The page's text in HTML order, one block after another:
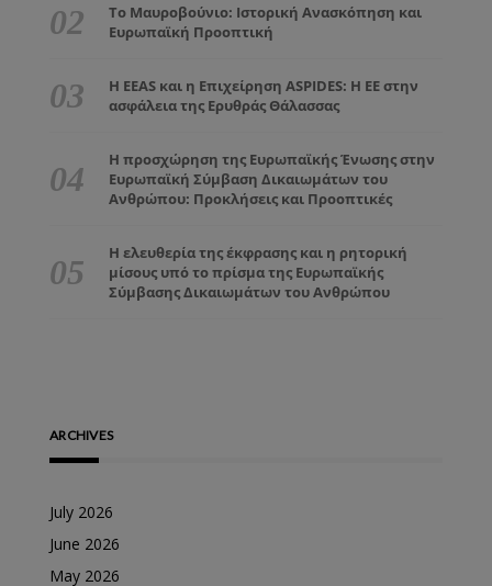
Το Μαυροβούνιο: Ιστορική Ανασκόπηση και
Ευρωπαϊκή Προοπτική
Η EEAS και η Επιχείρηση ASPIDES: Η ΕΕ στην
ασφάλεια της Ερυθράς Θάλασσας
Η προσχώρηση της Ευρωπαϊκής Ένωσης στην
Ευρωπαϊκή Σύμβαση Δικαιωμάτων του
Ανθρώπου: Προκλήσεις και Προοπτικές
Η ελευθερία της έκφρασης και η ρητορική
μίσους υπό το πρίσμα της Ευρωπαϊκής
Σύμβασης Δικαιωμάτων του Ανθρώπου
ARCHIVES
July 2026
June 2026
May 2026